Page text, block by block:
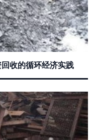
收的循环经济实践